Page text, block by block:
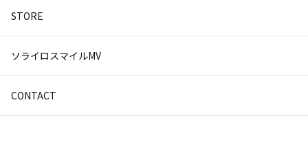
STORE
ソライロスマイルMV
CONTACT